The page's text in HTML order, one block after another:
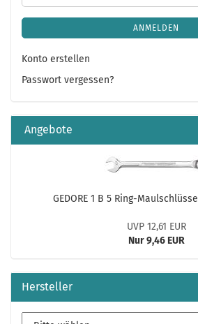
ANMELDEN
Konto erstellen
Passwort vergessen?
Angebote
GEDORE 1 B 5 Ring-
UVP 12,61 EUR
Nur 9,46 EUR
Hersteller